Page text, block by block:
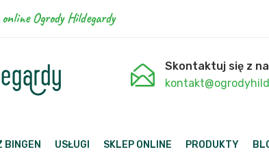
Ogrody Hildegardy
Skontaktuj się z
BINGEN USŁUGI SKLEP ONLINE PRODUKTY